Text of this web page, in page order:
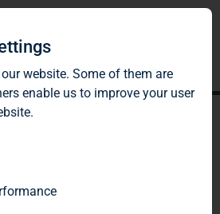
website. Some of them are
enable us to improve your user